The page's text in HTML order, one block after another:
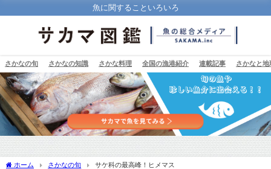
魚に関することいろいろ
さかなの旬 さかなの知識 さかな料理 全国の漁港紹介 連載記事 さかなと地
ホーム さかなの旬 サケ科の最高峰！ヒメマス